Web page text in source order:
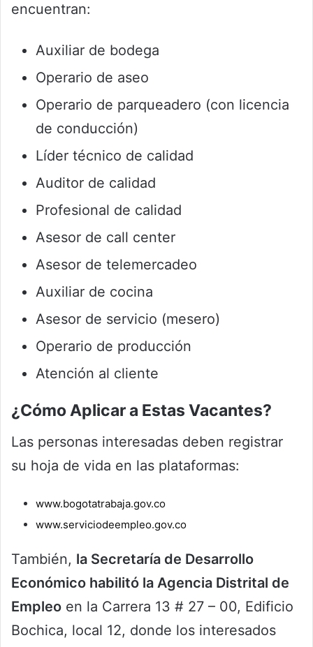
encuentran:
Auxiliar de bodega
Operario de aseo
Operario de parqueadero (con licencia
de conducción)
Líder técnico de calidad
Auditor de calidad
Profesional de calidad
Asesor de call center
Asesor de telemercadeo
Auxiliar de cocina
Asesor de servicio (mesero)
Operario de producción
Atención al cliente
¿Cómo Aplicar a Estas Vacantes?
Las personas interesadas deben registrar
su hoja de vida en las plataformas:
www.bogotatrabaja.gov.co
www.serviciodeempleo.gov.co
También, la Secretaría de Desarrollo
Económico habilitó la Agencia Distrital de
Empleo en la Carrera 13 # 27 – 00, Edificio
Bochica, local 12, donde los interesados